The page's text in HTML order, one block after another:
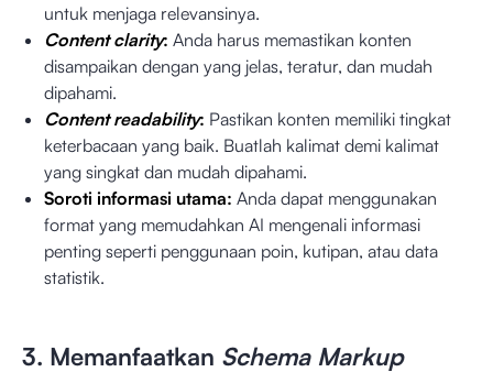
untuk menjaga relevansinya.
Content clarity: Anda harus memastikan konten
disampaikan dengan yang jelas, teratur, dan mudah
dipahami.
Content readability: Pastikan konten memiliki tingkat
keterbacaan yang baik. Buatlah kalimat demi kalimat
yang singkat dan mudah dipahami.
Soroti informasi utama: Anda dapat menggunakan
format yang memudahkan AI mengenali informasi
penting seperti penggunaan poin, kutipan, atau data
statistik.
3. Memanfaatkan Schema Markup